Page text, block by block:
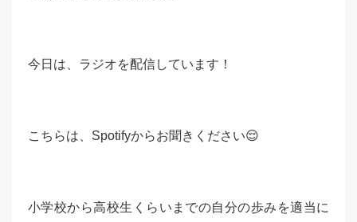
今日は、ラジオを配信しています！
こちらは、Spotifyからお聞きください😌
小学校から高校生くらいまでの自分の歩みを適当に